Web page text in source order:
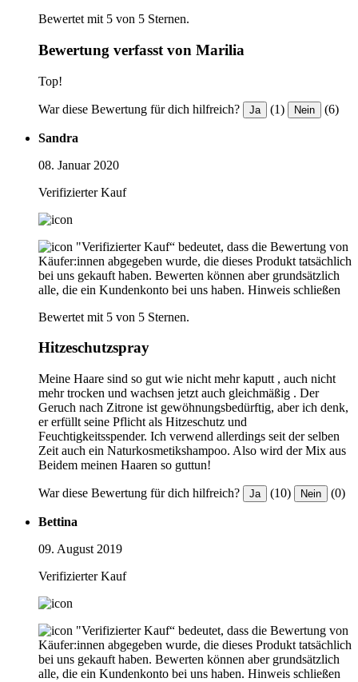
Bewertet mit 5 von 5 Sternen.
Bewertung verfasst von Marilia
Top!
War diese Bewertung für dich hilfreich? Ja (1) Nein (6)
Sandra
08. Januar 2020
Verifizierter Kauf
"Verifizierter Kauf“ bedeutet, dass die Bewertung von
Käufer:innen abgegeben wurde, die dieses Produkt tatsächlich
bei uns gekauft haben. Bewerten können aber grundsätzlich
alle, die ein Kundenkonto bei uns haben. Hinweis schließen
Bewertet mit 5 von 5 Sternen.
Hitzeschutzspray
Meine Haare sind so gut wie nicht mehr kaputt , auch nicht
mehr trocken und wachsen jetzt auch gleichmäßig . Der
Geruch nach Zitrone ist gewöhnungsbedürftig, aber ich denk,
er erfüllt seine Pflicht als Hitzeschutz und
Feuchtigkeitsspender. Ich verwend allerdings seit der selben
Zeit auch ein Naturkosmetikshampoo. Also wird der Mix aus
Beidem meinen Haaren so guttun!
War diese Bewertung für dich hilfreich? Ja (10) Nein (0)
Bettina
09. August 2019
Verifizierter Kauf
"Verifizierter Kauf“ bedeutet, dass die Bewertung von
Käufer:innen abgegeben wurde, die dieses Produkt tatsächlich
bei uns gekauft haben. Bewerten können aber grundsätzlich
alle, die ein Kundenkonto bei uns haben. Hinweis schließen